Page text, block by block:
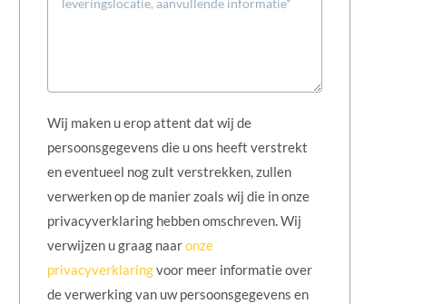
Wij maken u erop attent dat wij de
persoonsgegevens die u ons heeft verstrekt
en eventueel nog zult verstrekken, zullen
verwerken op de manier zoals wij die in onze
privacyverklaring hebben omschreven. Wij
verwijzen u graag naaronze
privacyverklaringvoor meer informatie over
de verwerking van uw persoonsgegevens en